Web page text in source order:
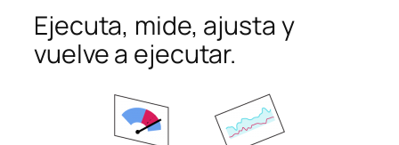
Ejecuta, mide, ajusta y
vuelve a ejecutar.